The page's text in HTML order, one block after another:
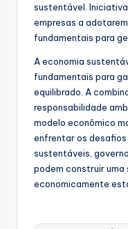
sustentável.
empresas a
fundamentais para
A economia
fundamentais para
equilibrado. A
responsabilidade
modelo econômico
enfrentar os
sustentáveis,
podem construir
economicamente
Tags: